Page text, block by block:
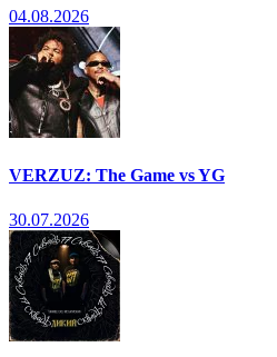
04.08.2026
VERZUZ: The Game vs YG
30.07.2026